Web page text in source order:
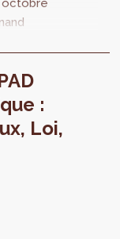
octobre
:
Loi,